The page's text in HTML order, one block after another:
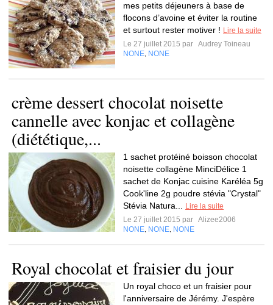
mes petits déjeuners à base de
flocons d’avoine et éviter la routine
et surtout rester motiver ! Lire la suite
Le 27 juillet 2015 par Audrey Toineau
NONE NONE
crème dessert chocolat noisette
cannelle avec konjac et collagène
(diététique,...
1 sachet protéiné boisson chocolat
noisette collagène MinciDélice 1
sachet de Konjac cuisine Karéléa 5g
Cook'line 2g poudre stévia "Crystal"
Stévia Natura...
Lire la suite
Le 27 juillet 2015 par Alizee2006
NONE NONE NONE
Royal chocolat et fraisier du jour
Un royal choco et un fraisier pour
l'anniversaire de Jérémy. J'espère